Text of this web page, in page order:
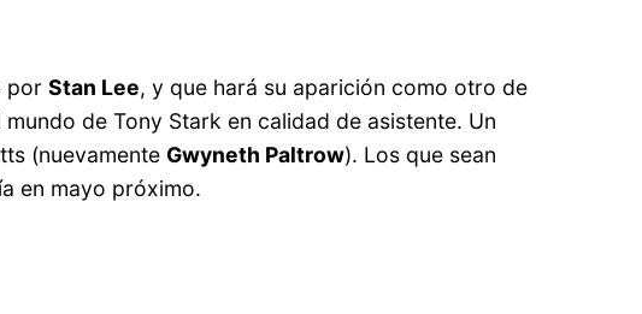
porStan Lee, y que hará su aparición como otro de
de Tony Stark en calidad de asistente. Un
(nuevamente Gwyneth Paltrow). Los que sean
en mayo próximo.